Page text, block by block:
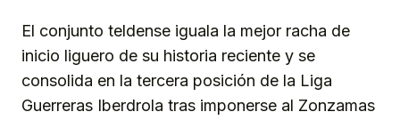
El conjunto teldense iguala la mejor racha de
inicio liguero de su historia reciente y se
consolida en la tercera posición de la Liga
Guerreras Iberdrola tras imponerse al Zonzamas